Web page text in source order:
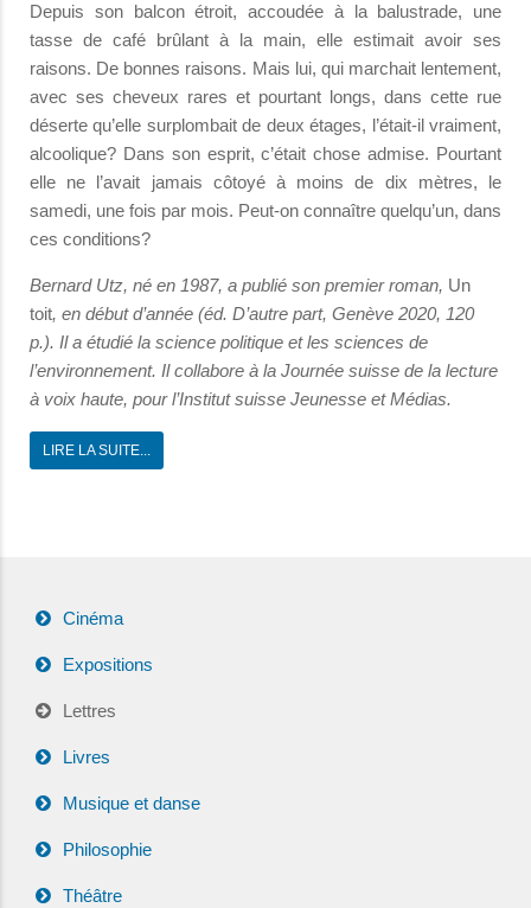
Depuis son balcon étroit, accoudée à la balustrade, une
tasse de café brûlant à la main, elle estimait avoir ses
raisons. De bonnes raisons. Mais lui, qui marchait lentement,
avec ses cheveux rares et pourtant longs, dans cette rue
déserte qu’elle surplombait de deux étages, l’était-il vraiment,
alcoolique? Dans son esprit, c’était chose admise. Pourtant
elle ne l’avait jamais côtoyé à moins de dix mètres, le
samedi, une fois par mois. Peut-on connaître quelqu’un, dans
ces conditions?
Bernard Utz, né en 1987, a publié son premier roman, Un
toit, en début d’année (éd. D’autre part, Genève 2020, 120
p.). Il a étudié la science politique et les sciences de
l’environnement. Il collabore à la Journée suisse de la lecture
à voix haute, pour l’Institut suisse Jeunesse et Médias.
LIRE LA SUITE...
Cinéma
Expositions
Lettres
Livres
Musique et danse
Philosophie
Théâtre